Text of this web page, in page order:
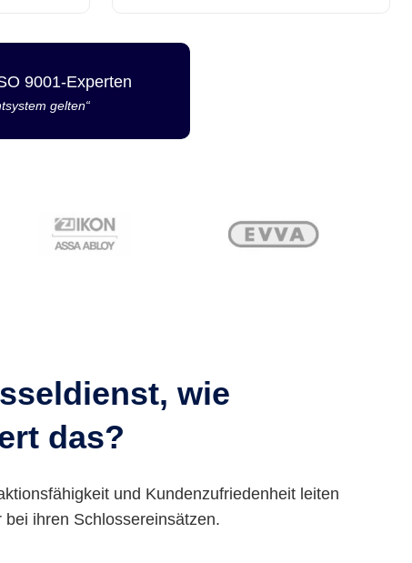
9001-Experten
gelten“
wie
das?
und Kundenzufriedenheit leiten
bei ihren Schlossereinsätzen.